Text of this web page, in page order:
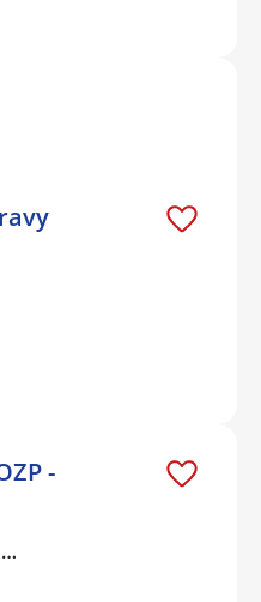
-